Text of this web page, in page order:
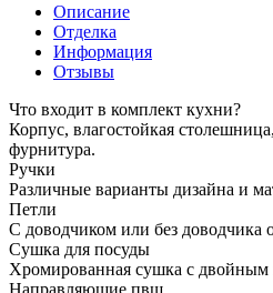
Описание
Отделка
Информация
Отзывы
Что входит в комплект кухни?
Корпус, влагостойкая
фурнитура.
Ручки
Различные варианты дизайна и
Петли
С доводчиком или без доводчика
Сушка для посуды
Хромированная сушка с
Направляющие пвш